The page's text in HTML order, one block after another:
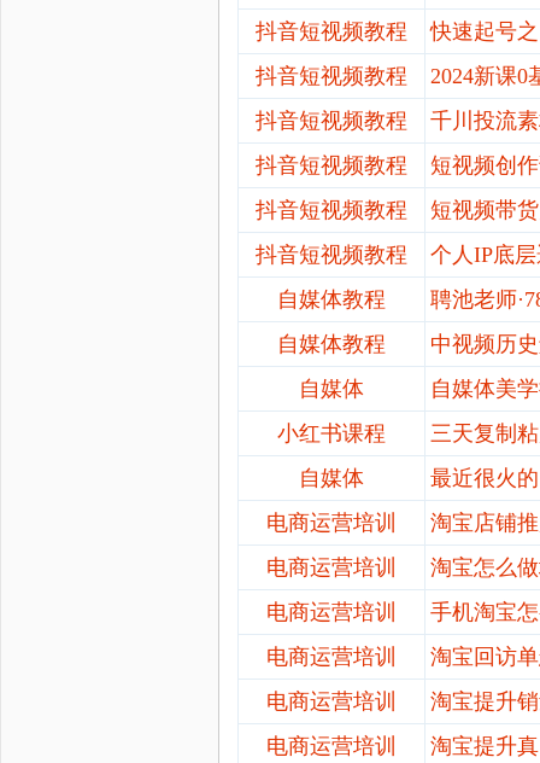
抖音短视频教程
快速起号
抖音短视频教程
2024新课
抖音短视频教程
千川投流
抖音短视频教程
短视频创
抖音短视频教程
短视频带
抖音短视频教程
个人 IP底
自媒体教程
聘池老师
自媒体教程
中视频历
自媒体
自媒体美
小红书课程
三天复制
自媒体
最近很火
电商运营培训
淘宝店铺
电商运营培训
淘宝怎么
电商运营培训
手机淘宝
电商运营培训
淘宝回访
电商运营培训
淘宝提升
电商运营培训
淘宝提升